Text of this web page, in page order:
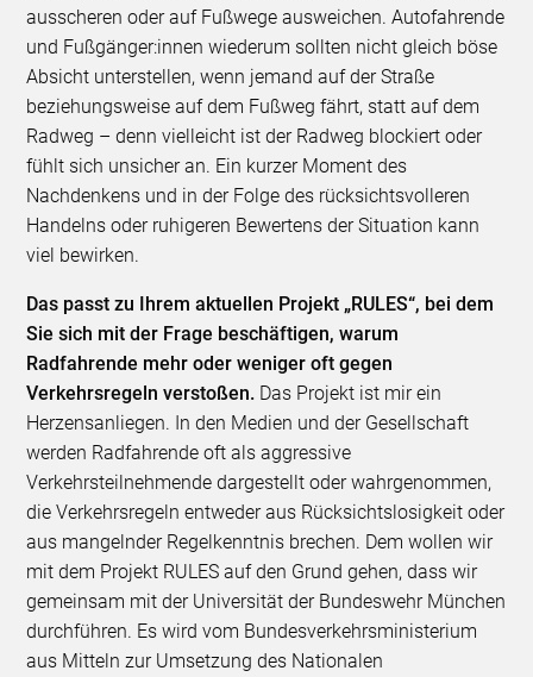
ausscheren oder auf Fußwege ausweichen. Autofahrende
und Fußgänger:innen wiederum sollten nicht gleich böse
Absicht unterstellen, wenn jemand auf der Straße
beziehungsweise auf dem Fußweg fährt, statt auf dem
Radweg – denn vielleicht ist der Radweg blockiert oder
fühlt sich unsicher an. Ein kurzer Moment des
Nachdenkens und in der Folge des rücksichtsvolleren
Handelns oder ruhigeren Bewertens der Situation kann
viel bewirken.
Das passt zu Ihrem aktuellen Projekt „RULES“, bei dem
Sie sich mit der Frage beschäftigen, warum
Radfahrende mehr oder weniger oft gegen
Verkehrsregeln verstoßen. Das Projekt ist mir ein
Herzensanliegen. In den Medien und der Gesellschaft
werden Radfahrende oft als aggressive
Verkehrsteilnehmende dargestellt oder wahrgenommen,
die Verkehrsregeln entweder aus Rücksichtslosigkeit oder
aus mangelnder Regelkenntnis brechen. Dem wollen wir
mit dem Projekt RULES auf den Grund gehen, dass wir
gemeinsam mit der Universität der Bundeswehr München
durchführen. Es wird vom Bundesverkehrsministerium
aus Mitteln zur Umsetzung des Nationalen